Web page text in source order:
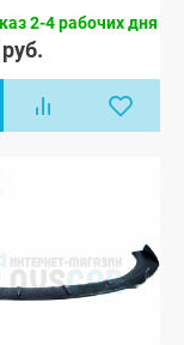
2-4 рабочих дня